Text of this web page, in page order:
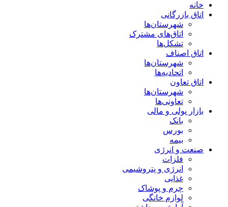
خانه
اتاق بازرگانی
شهرستان‌ها
اتاق‌های مشترک
تشکل‌ها
اتاق اصناف
شهرستان‌ها
اتحادیه‌ها
اتاق تعاون
شهرستان‌ها
تعاونی‌ها
بازار پولی و مالی
بانک
بورس
بیمه
صنعت و انرژی
فلزات
انرژی و پتروشیمی
غذایی
چرم و پوشاک
لوازم خانگی